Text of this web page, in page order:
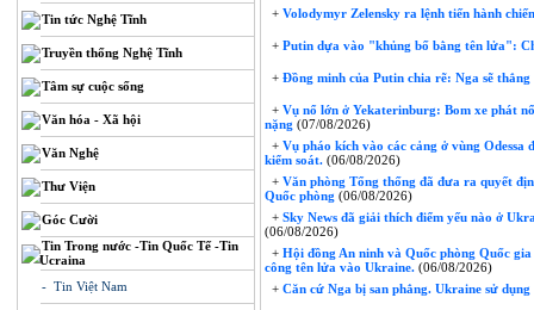
Tin tức Nghệ Tĩnh
Truyền thống Nghệ Tĩnh
Tâm sự cuộc sống
Văn hóa - Xã hội
Văn Nghệ
Thư Viện
Góc Cười
Tin Trong nước -Tin Quốc Tế -Tin
Ucraina
- Tin Việt Nam
+ Volodymyr Zelensky ra lệnh tiến hành
+ Putin dựa vào "khủng bố bằng tên lửa":
+ Đồng minh của Putin chia rẽ: Nga sẽ
+ Vụ nổ lớn ở Yekaterinburg: Bom xe phát
nặng (07/08/2026)
+ Vụ pháo kích vào các cảng ở vùng
kiểm soát. (06/08/2026)
+ Văn phòng Tổng thống đã đưa ra quyết
Quốc phòng (06/08/2026)
+ Sky News đã giải thích điểm yếu nào ở
(06/08/2026)
+ Hội đồng An ninh và Quốc phòng Quốc
công tên lửa vào Ukraine. (06/08/2026)
+ Căn cứ Nga bị san phẳng. Ukraine sử